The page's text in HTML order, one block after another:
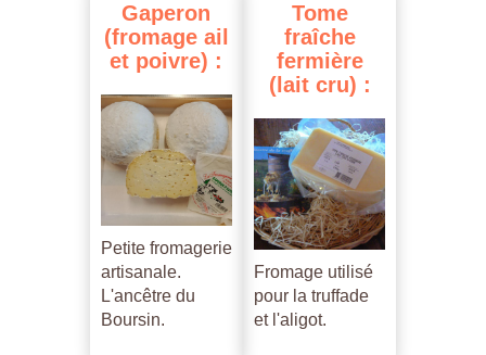
Gaperon
(fromage ail
et poivre) :
Petite fromagerie
artisanale.
L'ancêtre du
Boursin.
Tome
fraîche
fermière
(lait cru) :
Fromage utilisé
pour la truffade
et l'aligot.